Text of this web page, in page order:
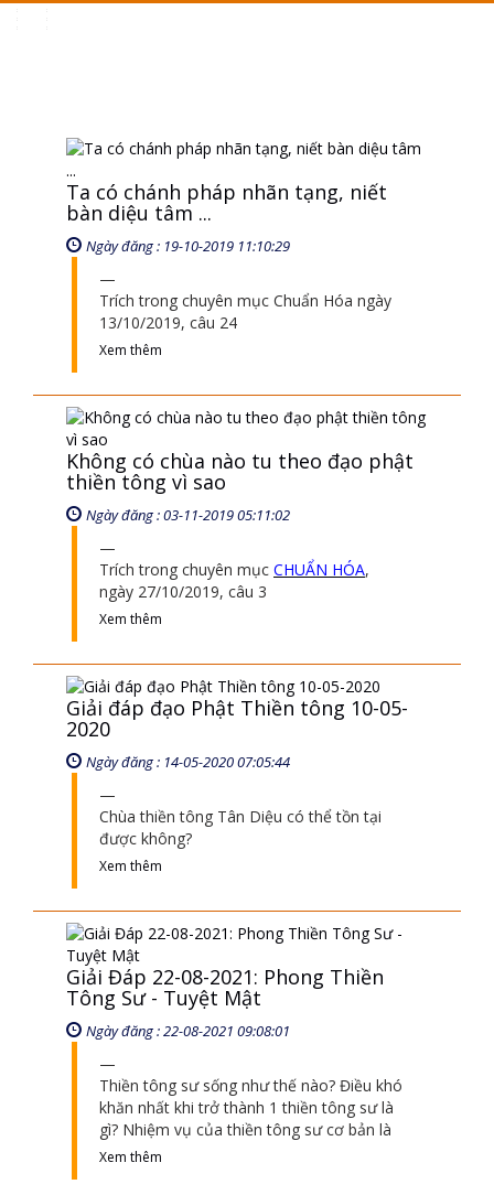
Ta có chánh pháp nhãn tạng, niết
bàn diệu tâm ...
Ngày đăng : 19-10-2019 11:10:29
Trích trong chuyên mục Chuẩn Hóa ngày
13/10/2019, câu 24
Xem thêm
Không có chùa nào tu theo đạo phật
thiền tông vì sao
Ngày đăng : 03-11-2019 05:11:02
Trích trong chuyên mục CHUẨN HÓA,
ngày 27/10/2019, câu 3
Xem thêm
Giải đáp đạo Phật Thiền tông 10-05-
2020
Ngày đăng : 14-05-2020 07:05:44
Chùa thiền tông Tân Diệu có thể tồn tại
được không?
Xem thêm
Giải Đáp 22-08-2021: Phong Thiền
Tông Sư - Tuyệt Mật
Ngày đăng : 22-08-2021 09:08:01
Thiền tông sư sống như thế nào? Điều khó
khăn nhất khi trở thành 1 thiền tông sư là
gì? Nhiệm vụ của thiền tông sư cơ bản là
Xem thêm